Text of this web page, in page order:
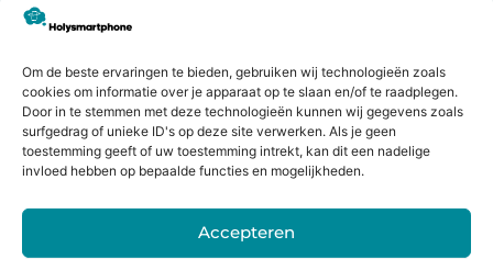
Om de beste ervaringen te bieden, gebruiken wij technologieën zoals
cookies om informatie over je apparaat op te slaan en/of te raadplegen.
Door in te stemmen met deze technologieën kunnen wij gegevens zoals
surfgedrag of unieke ID's op deze site verwerken. Als je geen
toestemming geeft of uw toestemming intrekt, kan dit een nadelige
invloed hebben op bepaalde functies en mogelijkheden.
Accepteren
ACCOUNT
Mijn Account
Bestellingen
Mijn winkelwagen
HANDIGE LINKS
Levering en retourneren
Garantie
Contact